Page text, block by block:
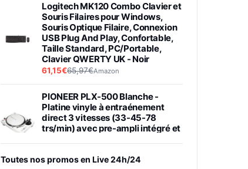
Logitech MK120 Combo Clavier et
Souris Filaires pour Windows,
Souris Optique Filaire, Connexion
USB Plug And Play, Confortable,
Taille Standard, PC/Portable,
Clavier QWERTY UK - Noir
61,15€65,97€Amazon
PIONEER PLX-500 Blanche -
Platine vinyle à entraénement
direct 3 vitesses (33-45-78
trs/min) avec pre-ampli intégré et
Toutes nos promos en Live 24h/24